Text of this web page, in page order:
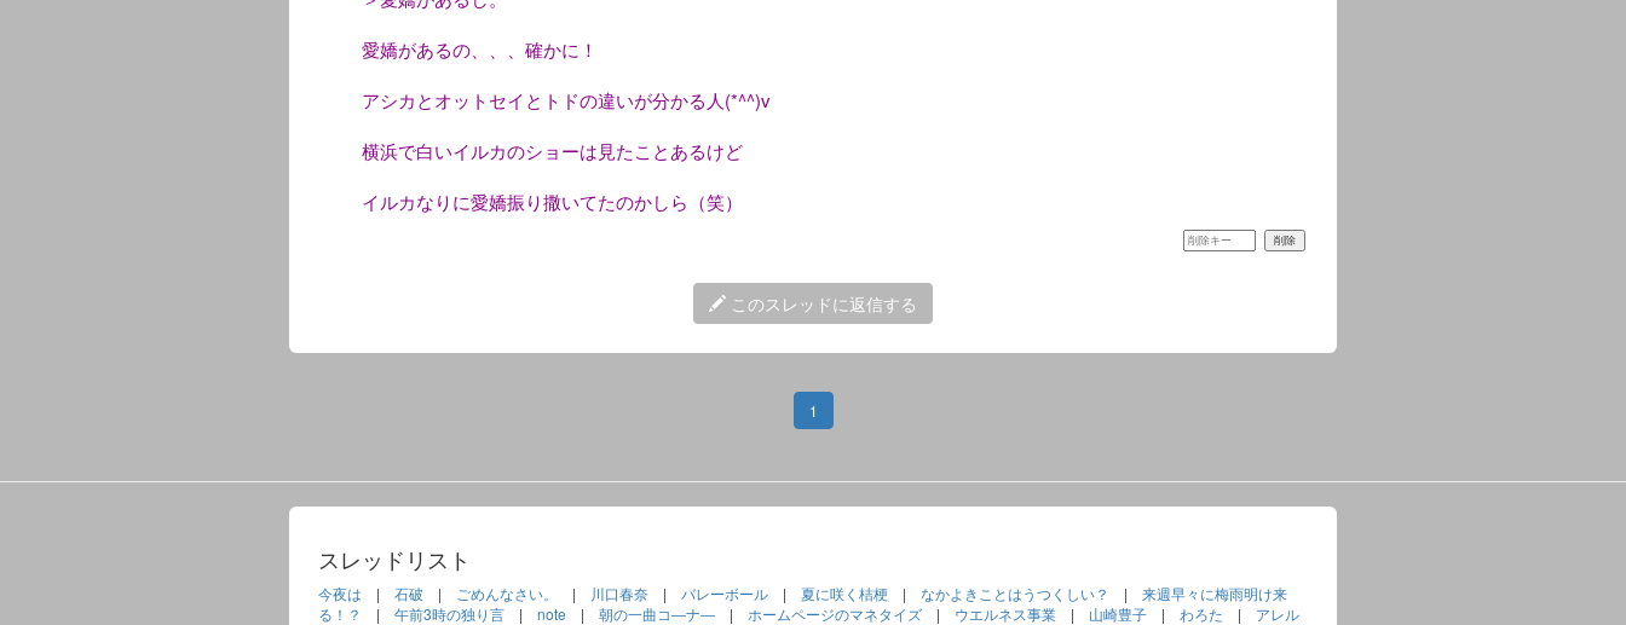
愛嬌があるの、、、確かに！
アシカとオットセイとトドの違いが分かる人(*^^)v
横浜で白いイルカのショーは見たことあるけど
イルカなりに愛嬌振り撒いてたのかしら（笑）
このスレッドに返信する
1
スレッドリスト
今夜は | 石破 | ごめんなさい。 | 川口春奈 | バレーボール | 夏に咲く桔梗 | なかよきことはうつくしい？ | 来週早々に梅雨明け来
る！？
| 午前3時の独り言 | note | 朝の一曲コ―ナ― | ホームページのマネタイズ | ウエルネス事業 | 山崎豊子 | わろた | アレル